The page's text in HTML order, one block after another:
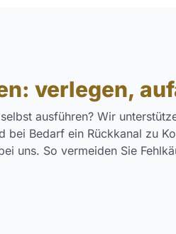
verlegen,
ausführen? Wir
bei Bedarf ein Rückkanal zu
uns. So vermeiden Sie